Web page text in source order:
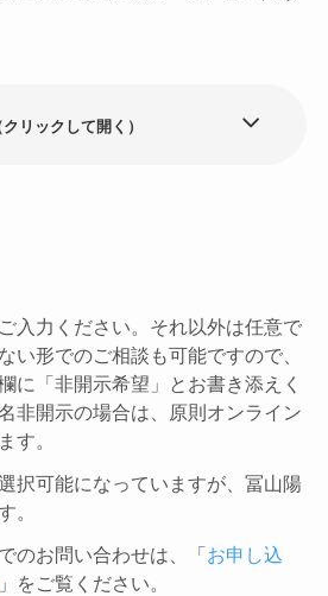
クリックして開く）
入力ください。それ以外は任意で
い形でのご相談も可能ですので、
に「非開示希望」とお書き添えく
非開示の場合は、原則オンライン
す。
択可能になっていますが、冨山陽
。
のお問い合わせは、「 お申し込
」をご覧ください。